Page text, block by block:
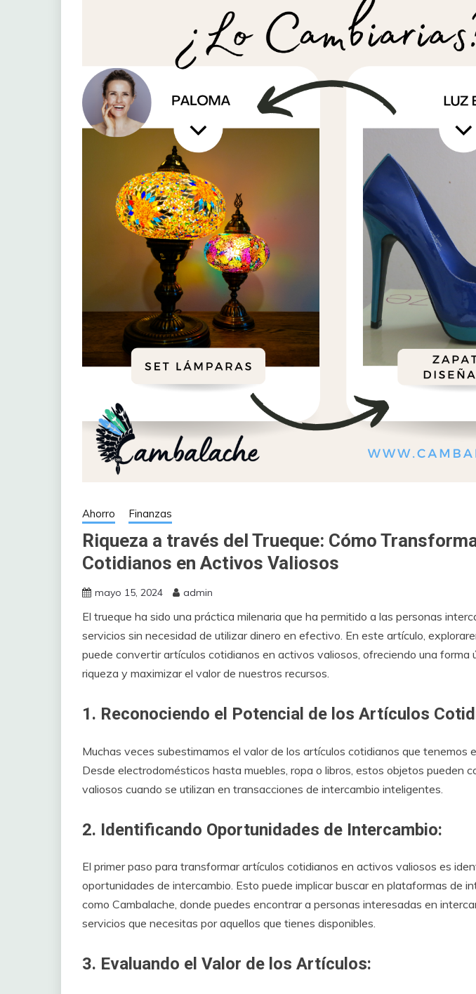
Ahorro Finanzas
Riqueza a través del Trueque: Cómo
Cotidianos en Activos Valiosos
mayo 15, 2024 admin
El trueque ha sido una práctica milenaria que ha permitido a las personas
servicios sin necesidad de utilizar dinero en efectivo. En este artículo,
puede convertir artículos cotidianos en activos valiosos, ofreciendo una forma
riqueza y maximizar el valor de nuestros recursos.
1. Reconociendo el Potencial de los Artículos
Muchas veces subestimamos el valor de los artículos cotidianos que tenemos
Desde electrodomésticos hasta muebles, ropa o libros, estos objetos pueden
valiosos cuando se utilizan en transacciones de intercambio inteligentes.
2. Identificando Oportunidades de Intercambio:
El primer paso para transformar artículos cotidianos en activos valiosos es
oportunidades de intercambio. Esto puede implicar buscar en plataformas de
como Cambalache, donde puedes encontrar a personas interesadas en
servicios que necesitas por aquellos que tienes disponibles.
3. Evaluando el Valor de los Artículos: